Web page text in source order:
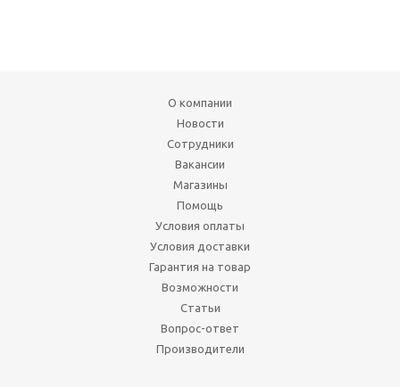
О компании
Новости
Сотрудники
Вакансии
Магазины
Помощь
Условия оплаты
Условия доставки
Гарантия на товар
Возможности
Статьи
Вопрос-ответ
Производители